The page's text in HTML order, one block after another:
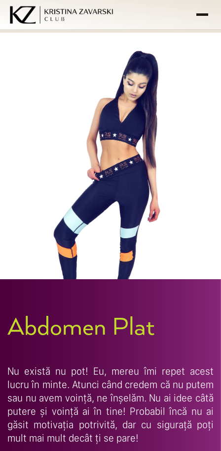
PROGRAME
ÎNTREABĂ-MĂ
COȘ
Abdomen Plat
Nu există nu pot! Eu, mereu îmi repet acest
lucru în minte. Atunci când credem că nu putem
sau nu avem voință, ne înșelăm. Nu ai idee câtă
putere și voință ai în tine! Probabil încă nu ai
găsit motivația potrivită, dar cu sigurață poți
mult mai mult decât ți se pare!